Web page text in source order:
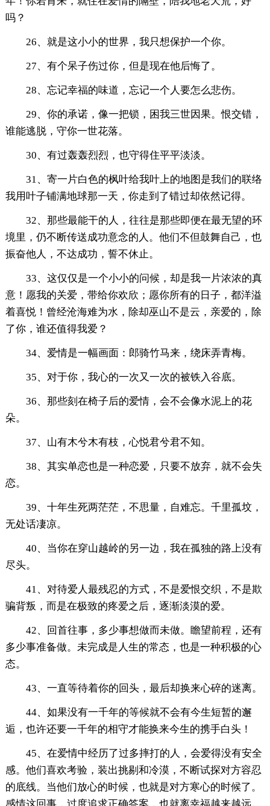
吗？
26、就是这小小的世界，我只想保护一个你。
27、有个呆子伤过你，但是现在他后悔了。
28、忘记幸福的味道，忘记一个人要怎么悲伤。
29、你的承诺，像一把锁，困我三世因果。恨交错，
谁能逃脱，守你一世花落。
30、有过轰轰烈烈，也守得住平平淡淡。
31、寄一片白色的枫叶给我叶上的地图是我们的联络
我用叶子铺满地球那一天，你走到了错过却依然记得。
32、那些最能干的人，往往是那些即便在最无望的环
境里，仍不断传送成功意念的人。他们不但鼓舞自己，也
振奋他人，不达成功，誓不休止。
33、这仅仅是一个小小的问候，却是我一片浓浓的真
意！愿我的关爱，带给你欢欣；愿你所有的日子，都洋溢
着喜悦！曾经沧海难为水，除却巫山不是云，亲爱的，除
了你，谁还值得我爱？
34、爱情是一幅画面：郎骑竹马来，绕床弄青梅。
35、对于你，我心的一次又一次的被铁入谷底。
36、那些刻在椅子后的爱情，会不会像水泥上的花
朵。
37、山有木兮木有枝，心悦君兮君不知。
38、其实单恋也是一种恋爱，只要不放弃，就不会失
恋。
39、十年生死两茫茫，不思量，自难忘。千里孤坟，
无处话凄凉。
40、当你在穿山越岭的另一边，我在孤独的路上没有
尽头。
41、对待爱人最残忍的方式，不是爱恨交织，不是欺
骗背叛，而是在极致的疼爱之后，逐渐淡漠的爱。
42、回首往事，多少事想做而未做。瞻望前程，还有
多少事准备做。未完成是人生的常态，也是一种积极的心
态。
43、一直等待着你的回头，最后却换来心碎的迷离。
44、如果没有一千年的等候就不会有今生短暂的邂
逅，也许还要一千年的相守才能换来今生的携手白头！
45、在爱情中经历了过多摔打的人，会爱得没有安全
感。他们喜欢考验，装出挑剔和冷漠，不断试探对方容忍
的底线。当他们放心的时候，也就是对方寒心的时候了。